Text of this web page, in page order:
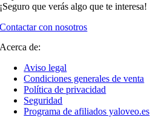
¡Seguro que verás algo que te interesa!
Contactar con nosotros
Acerca de:
Aviso legal
Condiciones generales de venta
Política de privacidad
Seguridad
Programa de afiliados yaloveo.es